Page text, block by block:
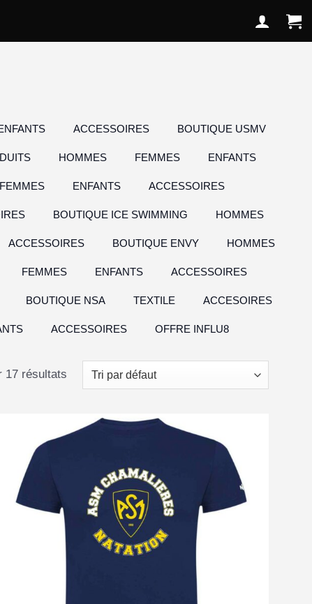
ACCESSOIRES BOUTIQUE USMV
HOMMES FEMMES ENFANTS
FEMMES ENFANTS ACCESSOIRES
BOUTIQUE ICE SWIMMING HOMMES
ACCESSOIRES BOUTIQUE ENVY HOMMES
FEMMES ENFANTS ACCESSOIRES
BOUTIQUE NSA TEXTILE ACCESOIRES
ACCESSOIRES OFFRE INFLU8
17 résultats